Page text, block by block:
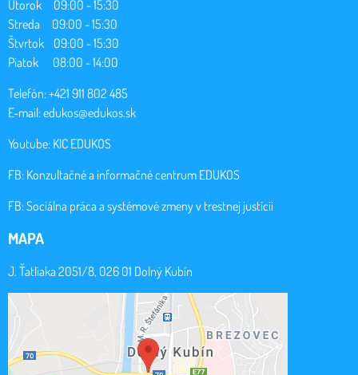
Utorok 09:00 - 15:30
Streda 09:00 - 15:30
Štvrtok 09:00 - 15:30
Piatok 08:00 - 14:00
Telefón: +421 911 802 485
E-mail:edukos@edukos.sk
Youtube: KIC EDUKOS
FB: Konzultačné a informačné centrum EDUKOS
FB:Sociálna práca a systémové zmeny v trestnej justícii
MAPA
J. Ťatliaka 2051/8, 026 01 Dolný Kubín